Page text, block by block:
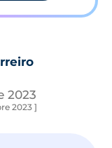
2023
2023 ]